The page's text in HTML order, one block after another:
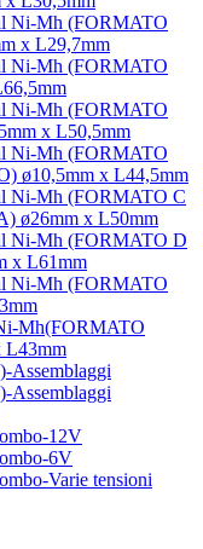
Ni-Mh (FORMATO
x L29,7mm
Ni-Mh (FORMATO
Ni-Mh (FORMATO
x L50,5mm
Ni-Mh (FORMATO
ø10,5mm x L44,5mm
Ni-Mh (FORMATO C
ø26mm x L50mm
Ni-Mh (FORMATO D
x L61mm
Ni-Mh (FORMATO
Mh(FORMATO
L43mm
Assemblaggi
Assemblaggi
12V
6V
Varie tensioni